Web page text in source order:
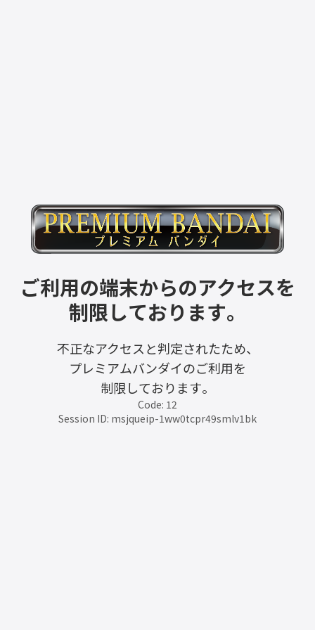
ご利用の端末からのアクセスを
制限しております。
不正なアクセスと判定されたため、
プレミアムバンダイのご利用を
制限しております。
Code: 12
Session ID: msjqueip-1ww0tcpr49smlv1bk